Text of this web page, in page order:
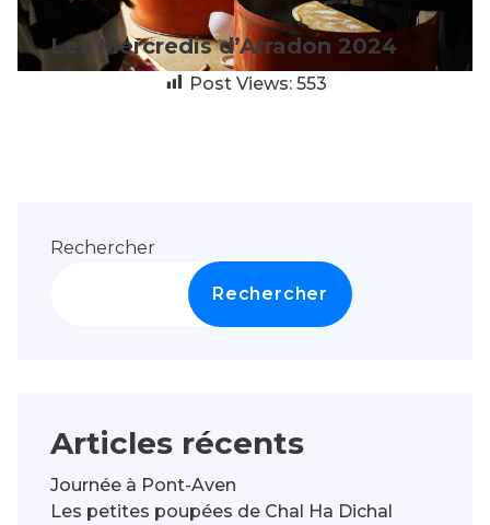
Les Mercredis d’Arradon 2024
Post Views: 553
Rechercher
Rechercher
Articles récents
Journée à Pont-Aven
Les petites poupées de Chal Ha Dichal